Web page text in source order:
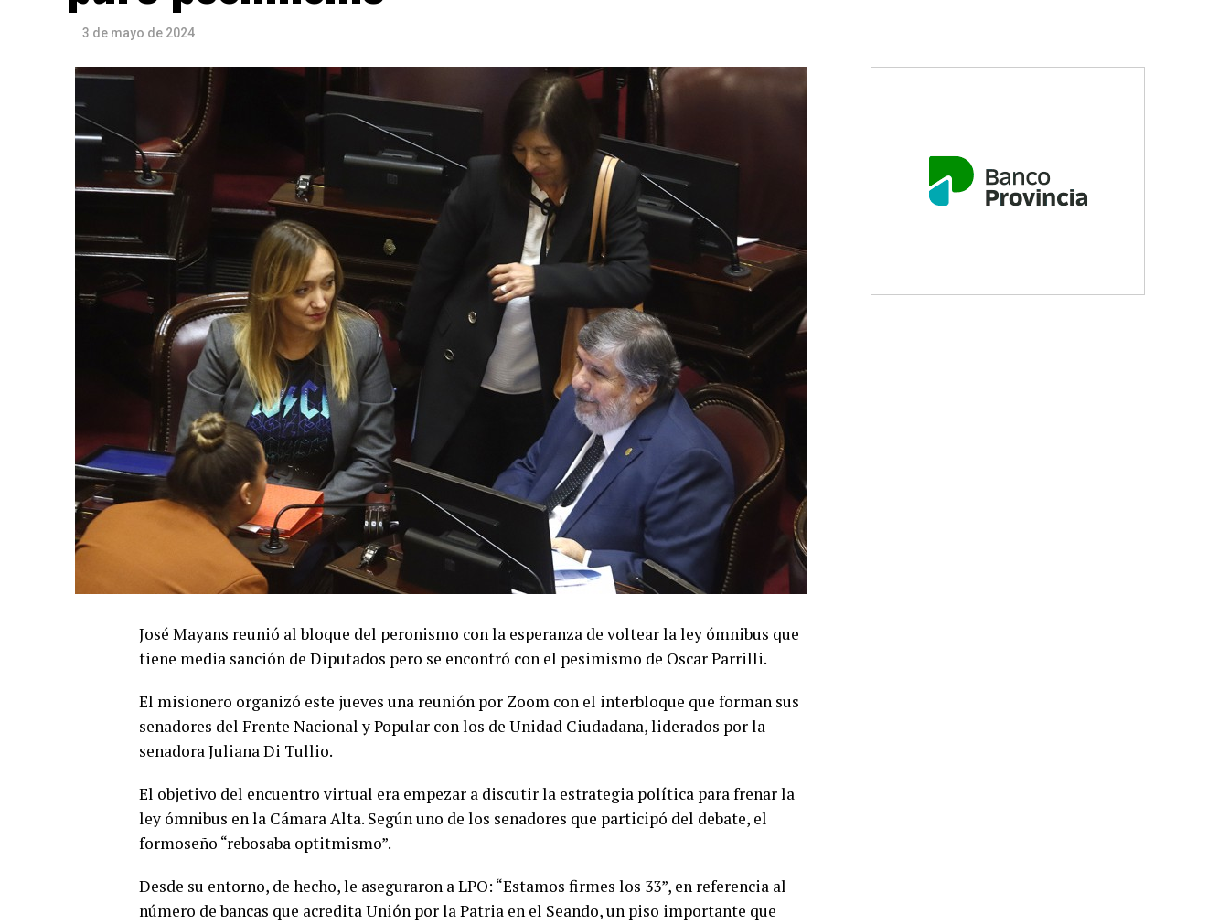
3 de mayo de 2024
José Mayans reunió al bloque del peronismo con la esperanza de voltear la ley ómnibus que
tiene media sanción de Diputados pero se encontró con el pesimismo de Oscar Parrilli.
El misionero organizó este jueves una reunión por Zoom con el interbloque que forman sus
senadores del Frente Nacional y Popular con los de Unidad Ciudadana, liderados por la
senadora Juliana Di Tullio.
El objetivo del encuentro virtual era empezar a discutir la estrategia política para frenar la
ley ómnibus en la Cámara Alta. Según uno de los senadores que participó del debate, el
formoseño “rebosaba optitmismo”.
Desde su entorno, de hecho, le aseguraron a LPO: “Estamos firmes los 33”, en referencia al
número de bancas que acredita Unión por la Patria en el Seando, un piso importante que